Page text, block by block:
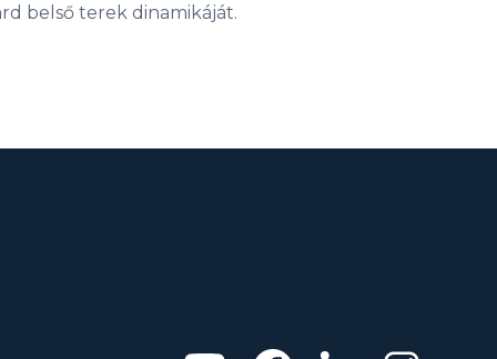
belső terek dinamikáját.